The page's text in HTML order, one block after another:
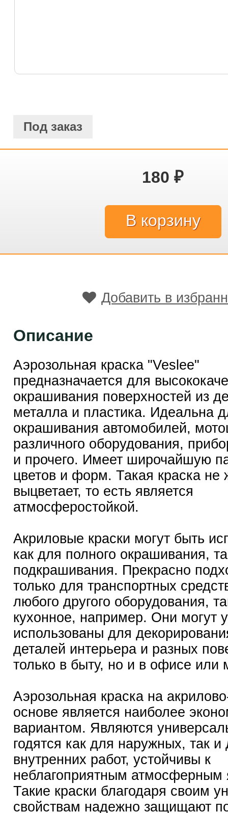
Под заказ
180 ₽
Добавить в
Описание
Аэрозольная краска "Veslee"
предназначается для
окрашивания поверхностей из
металла и пластика. Идеальна
окрашивания автомобилей,
различного оборудования,
и прочего. Имеет широчайшую
цветов и форм. Такая краска не
выцветает, то есть является
атмосферостойкой.
Акриловые краски могут быть
как для полного окрашивания,
подкрашивания. Прекрасно
только для транспортных
любого другого оборудования,
кухонное, например. Они могут
использованы для
деталей интерьера и разных
только в быту, но и в офисе или
Аэрозольная краска на
основе является наиболее
вариантом. Являются
годятся как для наружных, так и
внутренних работ, устойчивы к
неблагоприятным атмосферным
Такие краски благодаря своим
свойствам надежно защищают